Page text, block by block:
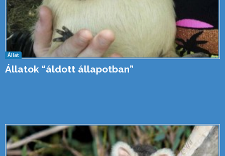
Állat
Állatok “áldott állapotban”